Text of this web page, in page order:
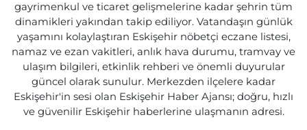
gayrimenkul ve ticaret gelişmelerine kadar şehrin tüm
dinamikleri yakından takip ediliyor. Vatandaşın günlük
yaşamını kolaylaştıran Eskişehir nöbetçi eczane listesi,
namaz ve ezan vakitleri, anlık hava durumu, tramvay ve
ulaşım bilgileri, etkinlik rehberi ve önemli duyurular
güncel olarak sunulur. Merkezden ilçelere kadar
Eskişehir'in sesi olan Eskişehir Haber Ajansı; doğru, hızlı
ve güvenilir Eskişehir haberlerine ulaşmanın adresi.